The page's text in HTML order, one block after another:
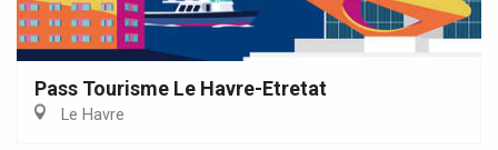
Pass Tourisme Le Havre-Etretat
Le Havre